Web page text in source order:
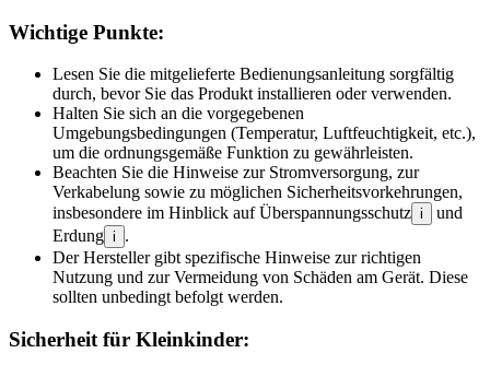
Wichtige Punkte:
Lesen Sie die mitgelieferte Bedienungsanleitung sorgfältig
durch, bevor Sie das Produkt installieren oder verwenden.
Halten Sie sich an die vorgegebenen
Umgebungsbedingungen (Temperatur, Luftfeuchtigkeit, etc.),
um die ordnungsgemäße Funktion zu gewährleisten.
Beachten Sie die Hinweise zur Stromversorgung, zur
Verkabelung sowie zu möglichen Sicherheitsvorkehrungen,
insbesondere im Hinblick auf Überspannungsschutz i
und
Erdung i
.
Der Hersteller gibt spezifische Hinweise zur richtigen
Nutzung und zur Vermeidung von Schäden am Gerät. Diese
sollten unbedingt befolgt werden.
Sicherheit für Kleinkinder: